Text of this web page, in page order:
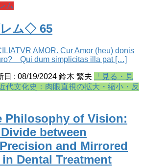
ム
ム◇ 65
AMOR. Cur Amor (heu) donis
Qui dum simplicitas illa pat […]
日 : 08/19/2024 鈴木 繁夫
「見る・見
代文化史：肉眼直視の拡大・縮小・反
Philosophy of Vision:
between
and Mirrored
Dental Treatment